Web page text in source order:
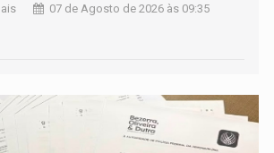
07 de Agosto de 2026 às 09:35